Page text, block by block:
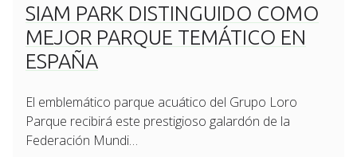
SIAM PARK DISTINGUIDO COMO
MEJOR PARQUE TEMÁTICO EN
ESPAÑA
El emblemático parque acuático del Grupo Loro
Parque recibirá este prestigioso galardón de la
Federación Mundi…